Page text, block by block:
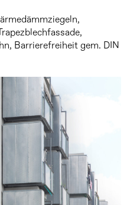
Barrierefreiheit gem. DIN